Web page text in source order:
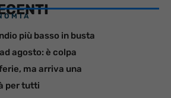
più basso in busta
agosto: è colpa
ma arriva una
per tutti